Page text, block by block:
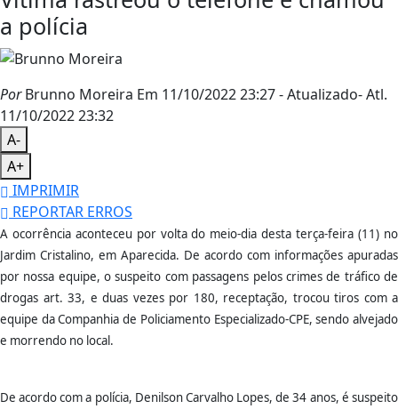
a polícia
PorBrunno Moreira Em 11/10/2022 23:27- Atualizado- Atl.
11/10/2022 23:32
A-
A+
IMPRIMIR
REPORTAR ERROS
A ocorrência aconteceu por volta do meio-dia desta terça-feira (11) no
Jardim Cristalino, em Aparecida. De acordo com informações apuradas
por nossa equipe, o suspeito com passagens pelos crimes de tráfico de
drogas art. 33, e duas vezes por 180, receptação, trocou tiros com a
equipe da Companhia de Policiamento Especializado-CPE, sendo alvejado
e morrendo no local.
De acordo com a polícia, Denilson Carvalho Lopes, de 34 anos, é suspeito